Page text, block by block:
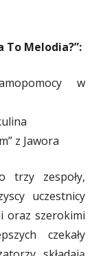
To Melodia?”:
w
z Jawora
trzy zespoły,
uczestnicy
oraz szerokimi
czekały